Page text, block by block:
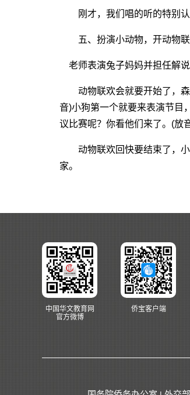
刚才，我们唱的听的特别认
五、扮演小动物，开动物联
老师表演兔子妈妈并担任解说
动物联欢会就要开始了，森
音)小狗第一个就要来表演节目
议比赛呢？你看他们来了。(放
动物联欢回快要结束了，小
家。
中国华文教育网
官方微博
侨宝客户端